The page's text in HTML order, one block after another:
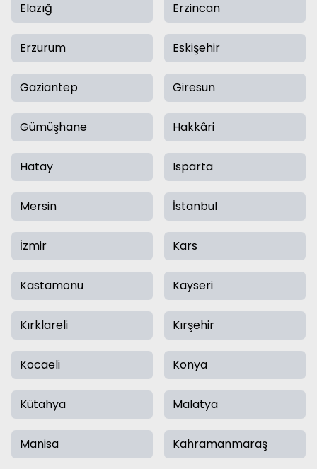
Elazığ Erzincan
Erzurum Eskişehir
Gaziantep Giresun
Gümüşhane Hakkâri
Hatay Isparta
Mersin İstanbul
İzmir Kars
Kastamonu Kayseri
Kırklareli Kırşehir
Kocaeli Konya
Kütahya Malatya
Manisa Kahramanmaraş